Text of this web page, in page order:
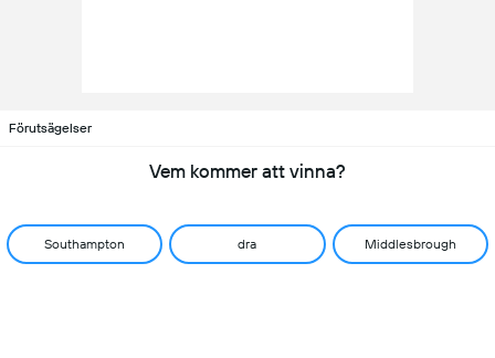
Förutsägelser
Vem kommer att vinna?
Southampton dra Middlesbrough